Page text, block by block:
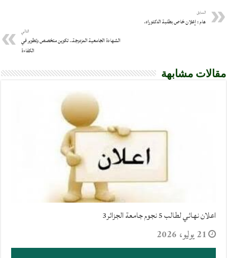
السابق
هام : إعلان خاص بطلبة الدكتوراه.
التالي
الشهادة الجامعية المزدوجة.. تكوين متخصص وتطوير في
الكفاءة
مقالات مشابهة
اعلان نهائي لطالب 5 نجوم جامعة الجزائر3
21 يوليو، 2026